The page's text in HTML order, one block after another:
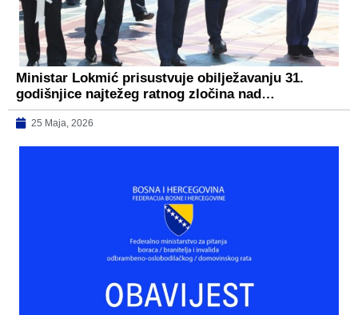
Ministar Lokmić prisustvuje obilježavanju 31.
godišnjice najtežeg ratnog zločina nad…
25 Maja, 2026